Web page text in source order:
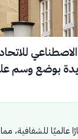
الذكاء الاصطناعي
بوضع وسم
للشفافية،